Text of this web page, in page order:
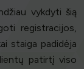
vykdyti šią
registracijos,
staiga padidėja
patirtį viso